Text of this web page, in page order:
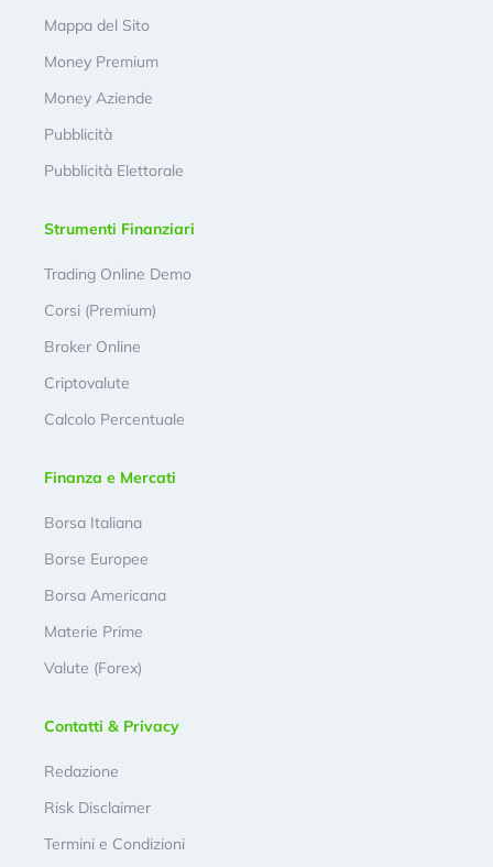
Mappa del Sito
Money Premium
Money Aziende
Pubblicità
Pubblicità Elettorale
Strumenti Finanziari
Trading Online Demo
Corsi (Premium)
Broker Online
Criptovalute
Calcolo Percentuale
Finanza e Mercati
Borsa Italiana
Borse Europee
Borsa Americana
Materie Prime
Valute (Forex)
Contatti & Privacy
Redazione
Risk Disclaimer
Termini e Condizioni